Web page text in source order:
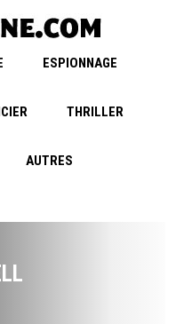
ESPIONNAGE
THRILLER
AUTRES